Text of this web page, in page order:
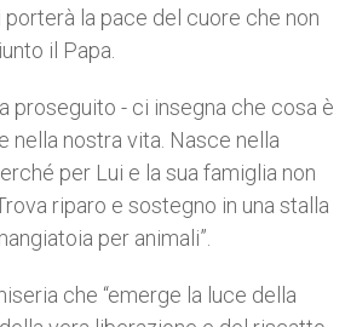
la pace del cuore che non
il Papa.
proseguito - ci insegna che cosa è
nella nostra vita. Nasce nella
per Lui e la sua famiglia non
riparo e sostegno in una stalla
per animali”.
che “emerge la luce della